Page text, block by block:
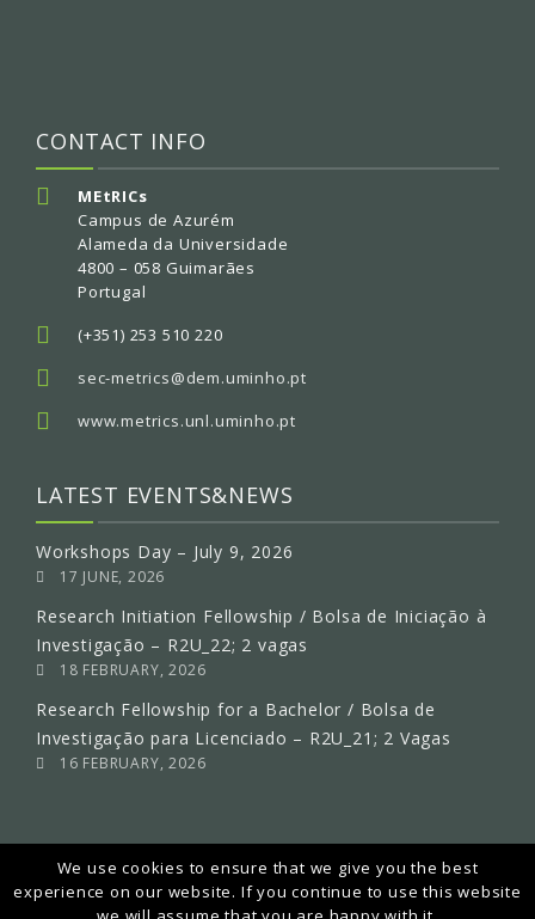
CONTACT INFO
MEtRICs
Campus de Azurém
Alameda da Universidade
4800 – 058 Guimarães
Portugal
(+351) 253 510 220
sec-metrics@dem.uminho.pt
www.metrics.unl.uminho.pt
LATEST EVENTS&NEWS
Workshops Day – July 9, 2026
17 JUNE, 2026
Research Initiation Fellowship / Bolsa de Iniciação à
Investigação – R2U_22; 2 vagas
18 FEBRUARY, 2026
Research Fellowship for a Bachelor / Bolsa de
Investigação para Licenciado – R2U_21; 2 Vagas
16 FEBRUARY, 2026
We use cookies to ensure that we give you the best
experience on our website. If you continue to use this website